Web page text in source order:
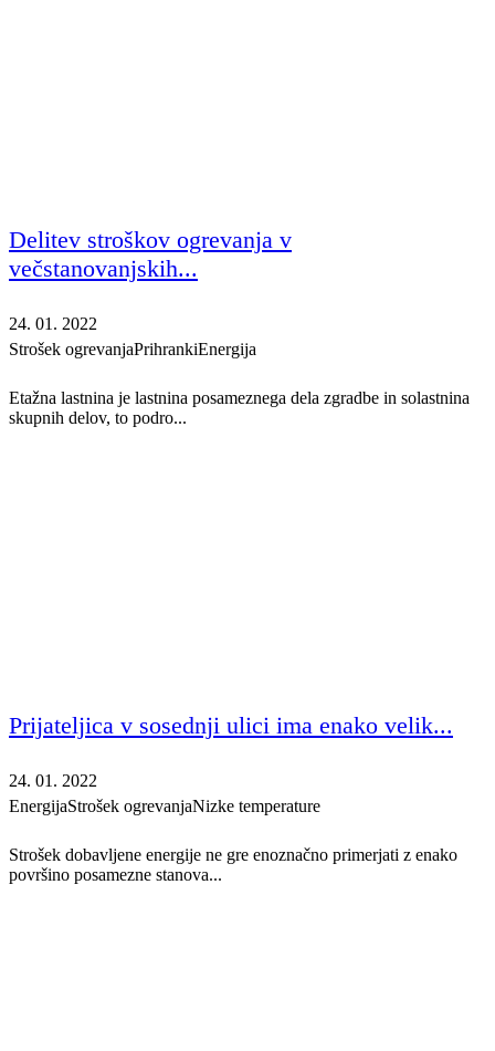
Delitev stroškov ogrevanja v
večstanovanjskih...
24. 01. 2022
Strošek ogrevanjaPrihrankiEnergija
Etažna lastnina je lastnina posameznega dela zgradbe in solastnina
skupnih delov, to podro...
Prijateljica v sosednji ulici ima enako velik...
24. 01. 2022
EnergijaStrošek ogrevanjaNizke temperature
Strošek dobavljene energije ne gre enoznačno primerjati z enako
površino posamezne stanova...